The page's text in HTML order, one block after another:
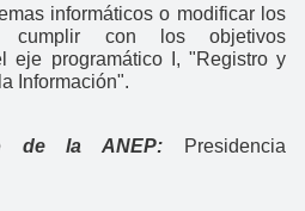
informáticos o modificar los
cumplir con los objetivos
eje programático I, "Registro y
Información".
de la ANEP:
Presidencia